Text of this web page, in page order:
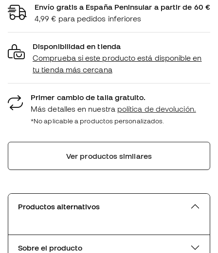
Envío gratis a España Peninsular a partir de 60 €
4,99 € para pedidos inferiores
Disponibilidad en tienda
Comprueba si este producto está disponible en
tu tienda más cercana
Primer cambio de talla gratuito.
Más detalles en nuestra política de devolución.
*No aplicable a productos personalizados.
Ver productos similares
Productos alternativos
Sobre el producto